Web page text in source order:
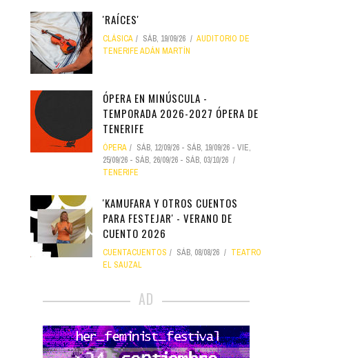
'RAÍCES'
CLÁSICA SÁB, 19/09/26
AUDITORIO DE
TENERIFE ADÁN MARTÍN
ÓPERA EN MINÚSCULA -
TEMPORADA 2026-2027 ÓPERA DE
TENERIFE
ÓPERA SÁB, 12/09/26 - SÁB, 19/09/26 - VIE,
25/09/26 - SÁB, 26/09/26 - SÁB, 03/10/26
TENERIFE
'KAMUFARA Y OTROS CUENTOS
PARA FESTEJAR' - VERANO DE
CUENTO 2026
CUENTACUENTOS SÁB, 08/08/26
TEATRO
EL SAUZAL
AD